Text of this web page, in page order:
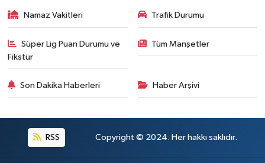
Namaz Vakitleri Trafik Durumu
Süper Lig Puan Durumu ve
Fikstür
Tüm Manşetler
Son Dakika Haberleri Haber Arşivi
RSS Copyright © 2024. Her hakkı saklıdır.